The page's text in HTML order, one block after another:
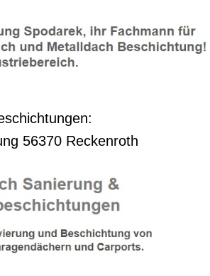
56370 Reckenroth